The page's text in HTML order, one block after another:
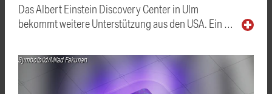
Das Albert Einstein Discovery Center in Ulm
bekommt weitere Unterstützung aus den USA. Ein …
Symbolbild/Milad Fakurian